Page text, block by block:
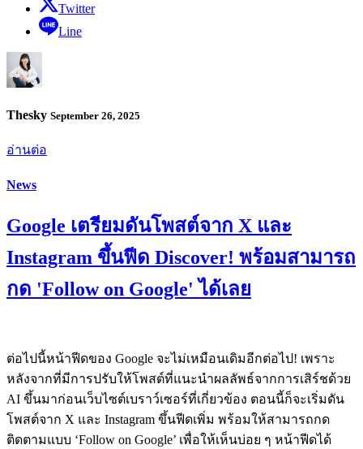
Twitter
Line
Thesky September 26, 2025
อ่านต่อ
News
Google เตรียมดันโพสต์จาก X และ
Instagram ขึ้นฟีด Discover! พร้อมสามารถ
กด 'Follow on Google' ได้เลย
ต่อไปนี้หน้าฟีดของ Google จะไม่เหมือนเดิมอีกต่อไป! เพราะ
หลังจากที่มีการปรับให้โพสต์ที่แนะนำผลลัพธ์จากการเสิร์ชด้วย
AI ขึ้นมาก่อนเว็บไซต์เบราว์เซอร์ที่เกี่ยวข้อง ตอนนี้ก็จะเริ่มดัน
โพสต์จาก X และ Instagram ขึ้นฟีดเพิ่ม พร้อมให้สามารถกด
ติดตามแบบ ‘Follow on Google’ เพื่อให้เห็นบ่อย ๆ หน้าฟีดได้